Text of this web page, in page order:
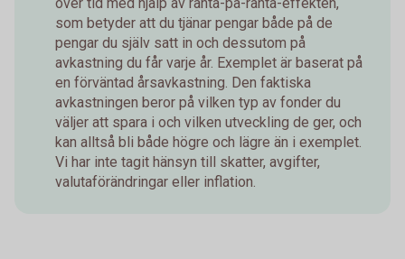
som betyder att du tjänar pengar både på de
pengar du själv satt in och dessutom på
avkastning du får varje år. Exemplet är baserat på
en förväntad årsavkastning. Den faktiska
avkastningen beror på vilken typ av fonder du
väljer att spara i och vilken utveckling de ger, och
kan alltså bli både högre och lägre än i exemplet.
Vi har inte tagit hänsyn till skatter, avgifter,
valutaförändringar eller inflation.